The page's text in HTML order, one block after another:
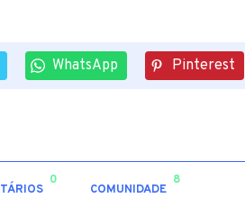
WhatsApp Pinterest
0
COMUNIDADE
8